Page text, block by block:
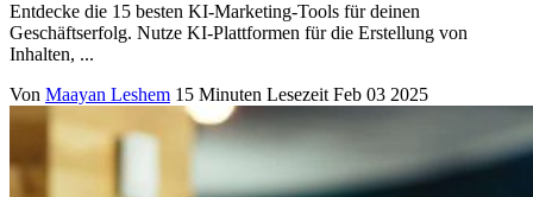
Entdecke die 15 besten KI-Marketing-Tools für deinen
Geschäftserfolg. Nutze KI-Plattformen für die Erstellung von
Inhalten, ...
Von Maayan Leshem 15 Minuten Lesezeit Feb 03 2025